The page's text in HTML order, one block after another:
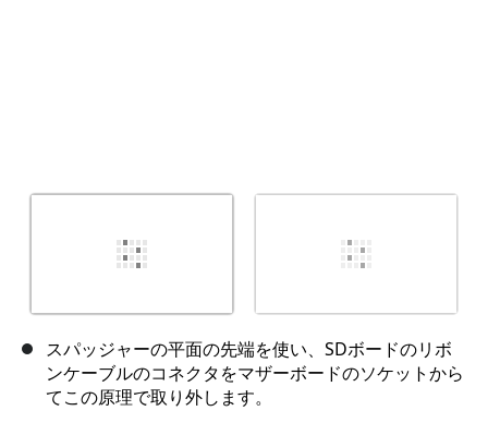
スパッジャーの平面の先端を使い、SDボードのリボ
ンケーブルのコネクタをマザーボードのソケットから
てこの原理で取り外します。